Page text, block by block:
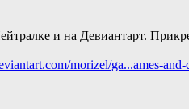
и на Девиантарт.
morizel/ga...ames-and-